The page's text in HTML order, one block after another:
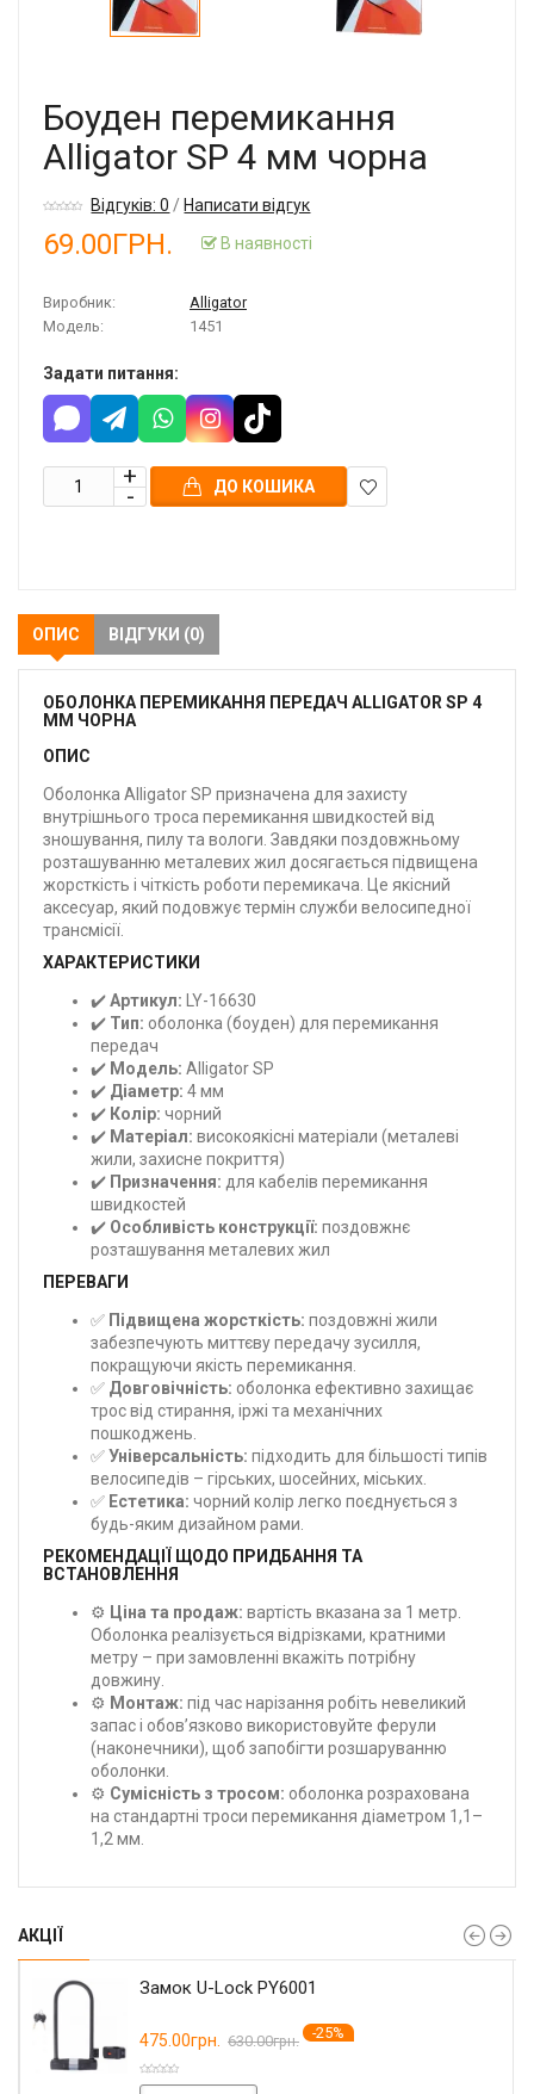
Боуден перемикання
Alligator SP 4 мм чорна
Відгуків: 0 /Написати відгук
69.00ГРН. В наявності
Виробник:
Alligator
Модель:
1451
Задати питання:
ДО КОШИКА
ОПИС ВІДГУКИ (0)
ОБОЛОНКА ПЕРЕМИКАННЯ ПЕРЕДАЧ ALLIGATOR SP 4
ММ ЧОРНА
ОПИС
Оболонка Alligator SP призначена для захисту
внутрішнього троса перемикання швидкостей від
зношування, пилу та вологи. Завдяки поздовжньому
розташуванню металевих жил досягається підвищена
жорсткість і чіткість роботи перемикача. Це якісний
аксесуар, який подовжує термін служби велосипедної
трансмісії.
ХАРАКТЕРИСТИКИ
✔️Артикул: LY-16630
✔️ Тип: оболонка (боуден) для перемикання
передач
✔️ Модель: Alligator SP
✔️ Діаметр: 4 мм
✔️ Колір: чорний
✔️ Матеріал: високоякісні матеріали (металеві
жили, захисне покриття)
✔️ Призначення: для кабелів перемикання
швидкостей
✔️ Особливість конструкції: поздовжнє
розташування металевих жил
ПЕРЕВАГИ
✅ Підвищена жорсткість: поздовжні жили
забезпечують миттєву передачу зусилля,
покращуючи якість перемикання.
✅ Довговічність: оболонка ефективно захищає
трос від стирання, іржі та механічних
пошкоджень.
✅Універсальність: підходить для більшості типів
велосипедів – гірських, шосейних, міських.
✅ Естетика: чорний колір легко поєднується з
будь-яким дизайном рами.
РЕКОМЕНДАЦІЇ ЩОДО ПРИДБАННЯ ТА
ВСТАНОВЛЕННЯ
⚙️ Ціна та продаж: вартість вказана за 1 метр.
Оболонка реалізується відрізками, кратними
метру – при замовленні вкажіть потрібну
довжину.
⚙️ Монтаж: під час нарізання робіть невеликий
запас і обов’язково використовуйте ферули
(наконечники), щоб запобігти розшаруванню
оболонки.
⚙️ Сумісність з тросом: оболонка розрахована
на стандартні троси перемикання діаметром 1,1–
1,2 мм.
АКЦІЇ
Замок U-Lock PY6001
475.00грн. 630.00грн. -25%